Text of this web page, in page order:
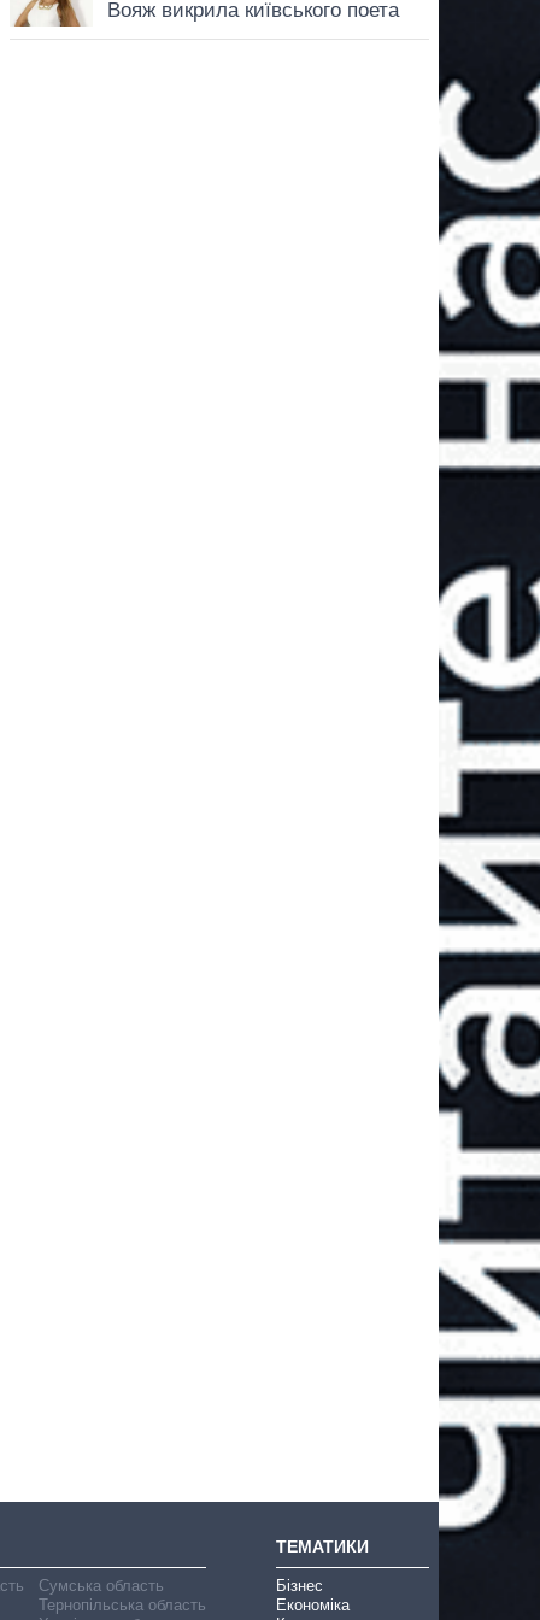
Сумська область
Тернопільська область
ТЕМАТИКИ
Бізнес
Економіка